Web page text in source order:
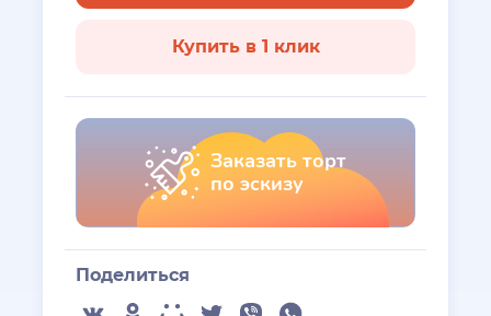
Купить в 1 клик
Заказать торт
по эскизу
Поделиться